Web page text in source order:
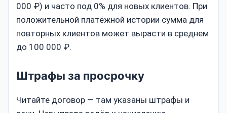
000 ₽) и часто под 0% для новых клиентов. При
положительной платёжной истории сумма для
повторных клиентов может вырасти в среднем
до 100 000 ₽.
Штрафы за просрочку
Читайте договор — там указаны штрафы и